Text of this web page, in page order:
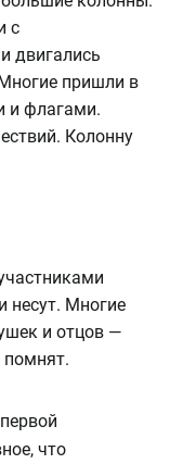
с
двигались
пришли в
и флагами.
Колонну
несут. Многие
и отцов —
помнят.
что